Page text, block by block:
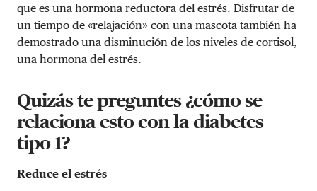
que es una hormona reductora del estrés. Disfrutar de
un tiempo de «relajación» con una mascota también ha
demostrado una disminución de los niveles de cortisol,
una hormona del estrés.
Quizás te preguntes ¿cómo se
relaciona esto con la diabetes
tipo 1?
Reduce el estrés